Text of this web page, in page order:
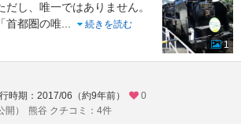
し、唯一ではありません。
首都圏の唯
続きを読む
1
時期：2017/06（約9年前）
0
） 熊谷 クチコミ：4件